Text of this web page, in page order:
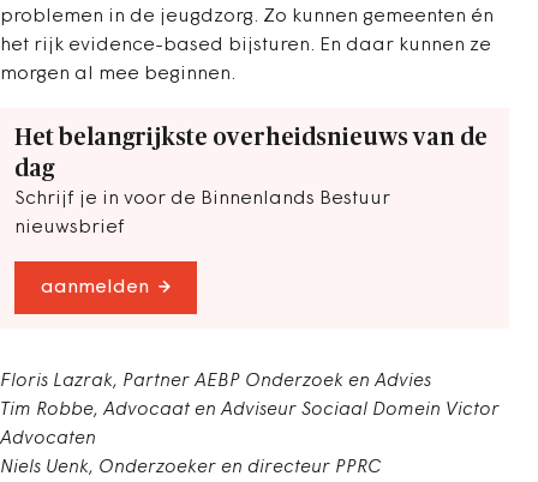
problemen in de jeugdzorg. Zo kunnen gemeenten én
het rijk evidence-based bijsturen. En daar kunnen ze
morgen al mee beginnen.
Het belangrijkste overheidsnieuws van de
dag
Schrijf je in voor de Binnenlands Bestuur
nieuwsbrief
aanmelden
Floris Lazrak, Partner AEBP Onderzoek en Advies
Tim Robbe, Advocaat en Adviseur Sociaal Domein Victor
Advocaten
Niels Uenk, Onderzoeker en directeur PPRC